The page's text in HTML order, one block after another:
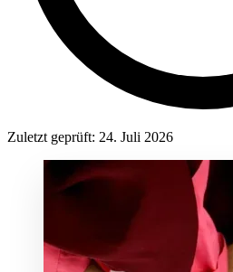
Zuletzt geprüft: 24. Juli 2026